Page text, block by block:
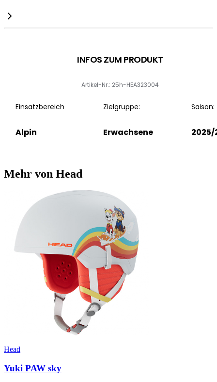
INFOS ZUM PRODUKT
Artikel-Nr.: 25h-HEA323004
Einsatzbereich
Alpin
Zielgruppe:
Erwachsene
Saison:
2025/
Mehr von Head
Head
Yuki PAW sky